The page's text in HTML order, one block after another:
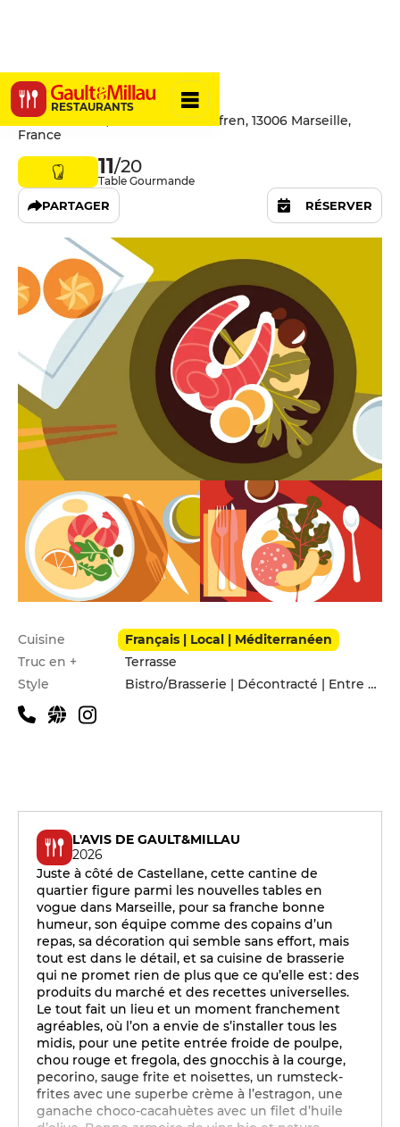
RESTAURANTS
Suffren
La Rostantine, 44 Rue Saint-Suffren, 13006 Marseille,
France
11/20
Table Gourmande
PARTAGER RÉSERVER
Infos pratiques
Cuisine
Français | Local | Méditerranéen
Truc en +
Terrasse
Style
Bistro/Brasserie | Décontracté | Entre amis
L'AVIS DE GAULT&MILLAU
2026
Juste à côté de Castellane, cette cantine de
quartier figure parmi les nouvelles tables en
vogue dans Marseille, pour sa franche bonne
humeur, son équipe comme des copains d’un
repas, sa décoration qui semble sans effort, mais
tout est dans le détail, et sa cuisine de brasserie
qui ne promet rien de plus que ce qu’elle est : des
produits du marché et des recettes universelles.
Le tout fait un lieu et un moment franchement
agréables, où l’on a envie de s’installer tous les
midis, pour une petite entrée froide de poulpe,
chou rouge et fregola, des gnocchis à la courge,
pecorino, sauge frite et noisettes, un rumsteck-
frites avec une superbe crème à l’estragon, une
ganache choco-cacahuètes avec un filet d’huile